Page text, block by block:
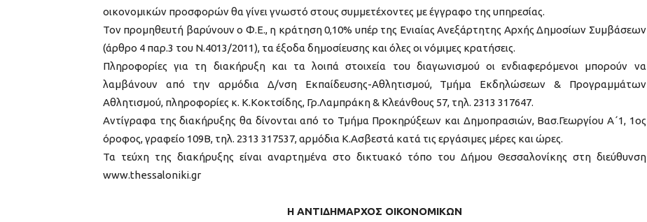
οικονομικών προσφορών θα γίνει γνωστό στους συμμετέχοντες με έγγραφο της υπηρεσίας.
Τον προμηθευτή βαρύνουν ο Φ.Ε., η κράτηση 0,10% υπέρ της Ενιαίας Ανεξάρτητης Αρχής Δημοσίων Συμβάσεων
(άρθρο 4 παρ.3 του Ν.4013/2011), τα έξοδα δημοσίευσης και όλες οι νόμιμες κρατήσεις.
Πληροφορίες για τη διακήρυξη και τα λοιπά στοιχεία του διαγωνισμού οι ενδιαφερόμενοι μπορούν να
λαμβάνουν από την αρμόδια Δ/νση Εκπαίδευσης-Αθλητισμού, Τμήμα Εκδηλώσεων & Προγραμμάτων
Αθλητισμού, πληροφορίες κ. Κ.Κοκτσίδης, Γρ.Λαμπράκη & Κλεάνθους 57, τηλ. 2313 317647.
Αντίγραφα της διακήρυξης θα δίνονται από το Τμήμα Προκηρύξεων και Δημοπρασιών, Βασ.Γεωργίου Α΄1, 1ος
όροφος, γραφείο 109Β, τηλ. 2313 317537, αρμόδια Κ.Ασβεστά κατά τις εργάσιμες μέρες και ώρες.
Τα τεύχη της διακήρυξης είναι αναρτημένα στο δικτυακό τόπο του Δήμου Θεσσαλονίκης στη διεύθυνση
www.thessaloniki.gr
Η ΑΝΤΙΔΗΜΑΡΧΟΣ ΟΙΚΟΝΟΜΙΚΩΝ